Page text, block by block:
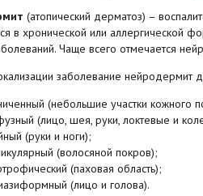
(атопический дерматоз) –
в хронической или аллергической
Чаще всего отмечается
заболевание нейродермит
(небольшие участки кожного
(лицо, шея, руки, локтевые и
(руки и ноги);
(волосяной покров);
(паховая область);
(лицо и голова).